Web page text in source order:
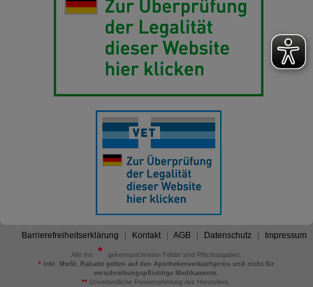
Barrierefreiheitserklärung Kontakt AGB Datenschutz Impressum
Alle mit
gekennzeichneten Felder sind Pflichtangaben.
*inkl. MwSt. Rabatte gelten auf den Apothekenverkaufspreis und nicht für
verschreibungspflichtige Medikamente.
** Unverbindliche Preisempfehlung des Herstellers.